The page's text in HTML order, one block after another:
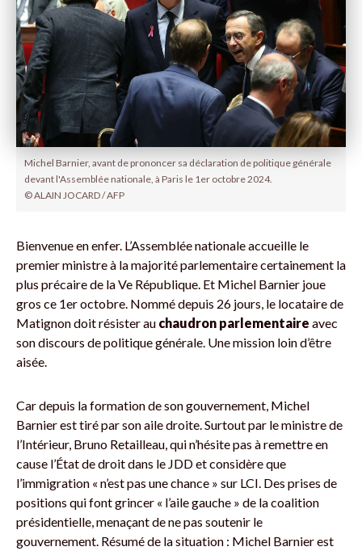
Michel Barnier, avant de prononcer sa déclaration de politique générale
devant l'Assemblée nationale, à Paris le 1er octobre 2024.
© ALAIN JOCARD / AFP
Bienvenue en enfer. L’Assemblée nationale accueille le
premier ministre à la majorité parlementaire certainement la
plus précaire de la Ve République. Et Michel Barnier joue
gros ce 1er octobre. Nommé depuis 26 jours, le locataire de
Matignon doit résister au chaudron parlementaire avec
son discours de politique générale. Une mission loin d’être
aisée.
Car depuis la formation de son gouvernement, Michel
Barnier est tiré par son aile droite. Surtout par le ministre de
l’Intérieur, Bruno Retailleau, qui n’hésite pas à remettre en
cause l’État de droit dans le JDD et considère que
l’immigration « n’est pas une chance » sur LCI. Des prises de
positions qui font grincer « l’aile gauche » de la coalition
présidentielle, menaçant de ne pas soutenir le
gouvernement. Résumé de la situation : Michel Barnier est